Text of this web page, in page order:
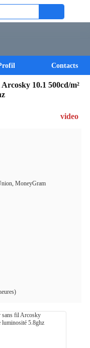
Contacts
10.1 500cd/m²
video
MoneyGram